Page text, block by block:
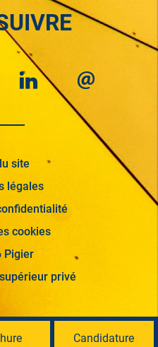
site
légales
cookies
Pigier
privé
Candidature